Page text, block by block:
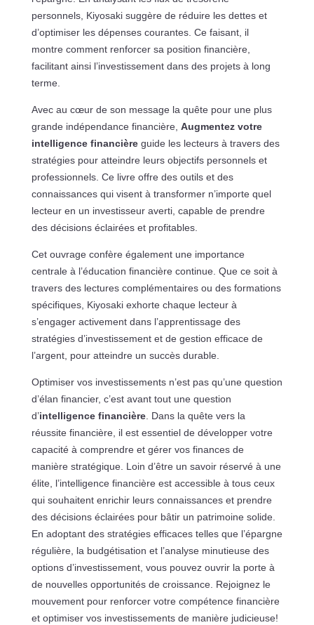
personnels, Kiyosaki suggère de réduire les dettes et
d’optimiser les dépenses courantes. Ce faisant, il
montre comment renforcer sa position financière,
facilitant ainsi l’investissement dans des projets à long
terme.
Avec au cœur de son message la quête pour une plus
grande indépendance financière, Augmentez votre
intelligence financièreguide les lecteurs à travers des
stratégies pour atteindre leurs objectifs personnels et
professionnels. Ce livre offre des outils et des
connaissances qui visent à transformer n’importe quel
lecteur en un investisseur averti, capable de prendre
des décisions éclairées et profitables.
Cet ouvrage confère également une importance
centrale à l’éducation financière continue. Que ce soit à
travers des lectures complémentaires ou des formations
spécifiques, Kiyosaki exhorte chaque lecteur à
s’engager activement dans l’apprentissage des
stratégies d’investissement et de gestion efficace de
l’argent, pour atteindre un succès durable.
Optimiser vos investissements n’est pas qu’une question
d’élan financier, c’est avant tout une question
d’intelligence financière. Dans la quête vers la
réussite financière, il est essentiel de développer votre
capacité à comprendre et gérer vos finances de
manière stratégique. Loin d’être un savoir réservé à une
élite, l’intelligence financière est accessible à tous ceux
qui souhaitent enrichir leurs connaissances et prendre
des décisions éclairées pour bâtir un patrimoine solide.
En adoptant des stratégies efficaces telles que l’épargne
régulière, la budgétisation et l’analyse minutieuse des
options d’investissement, vous pouvez ouvrir la porte à
de nouvelles opportunités de croissance. Rejoignez le
mouvement pour renforcer votre compétence financière
et optimiser vos investissements de manière judicieuse!